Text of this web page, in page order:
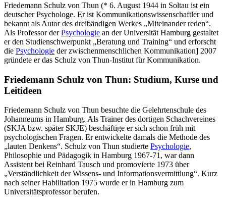
Friedemann Schulz von Thun (* 6. August 1944 in Soltau ist ein
deutscher Psychologe. Er ist Kommunikationswissenschaftler und
bekannt als Autor des dreibändigen Werkes „Miteinander reden“.
Als Professor derPsychologie an der Universität Hamburg gestaltet
er den Studienschwerpunkt „Beratung und Training“ und erforscht
die Psychologie der zwischenmenschlichen Kommunikation] 2007
gründete er das Schulz von Thun-Institut für Kommunikation.
Friedemann Schulz von Thun: Studium, Kurse und
Leitideen
Friedemann Schulz von Thun besuchte die Gelehrtenschule des
Johanneums in Hamburg. Als Trainer des dortigen Schachvereines
(SKJA bzw. später SKJE) beschäftige er sich schon früh mit
psychologischen Fragen. Er entwickelte damals die Methode des
„lauten Denkens“. Schulz von Thun studierte Psychologie,
Philosophie und Pädagogik in Hamburg 1967-71, war dann
Assistent bei Reinhard Tausch und promovierte 1973 über
„Verständlichkeit der Wissens- und Informationsvermittlung“. Kurz
nach seiner Habilitation 1975 wurde er in Hamburg zum
Universitätsprofessor berufen.